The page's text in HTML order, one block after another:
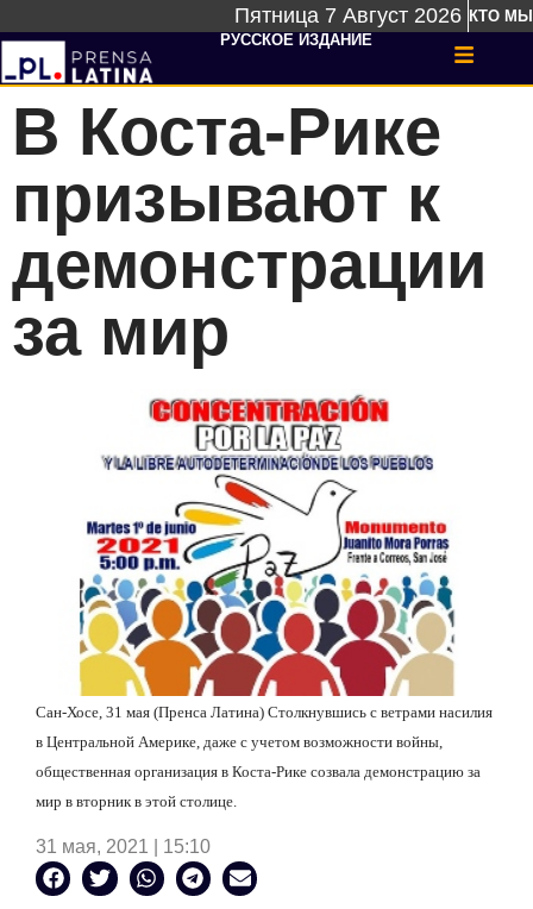
Пятница 7 Август 2026 КТО МЫ
РУССКОЕ ИЗДАНИЕ
В Коста-Рике
призывают к
демонстрации
за мир
Сан-Хосе, 31 мая (Пренса Латина) Столкнувшись с ветрами насилия
в Центральной Америке, даже с учетом возможности войны,
общественная организация в Коста-Рике созвала демонстрацию за
мир в вторник в этой столице.
31 мая, 2021 | 15:10